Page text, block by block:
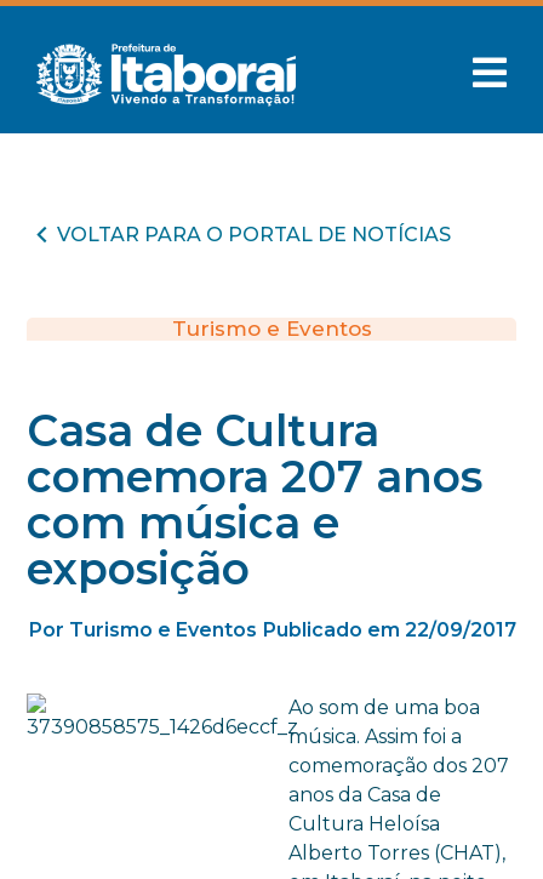
VOLTAR PARA O PORTAL DE NOTÍCIAS
Turismo e Eventos
Casa de Cultura
comemora 207 anos
com música e
exposição
Por Turismo e Eventos Publicado em 22/09/2017
Ao som de uma boa
música. Assim foi a
comemoração dos 207
anos da Casa de
Cultura Heloísa
Alberto Torres (CHAT),